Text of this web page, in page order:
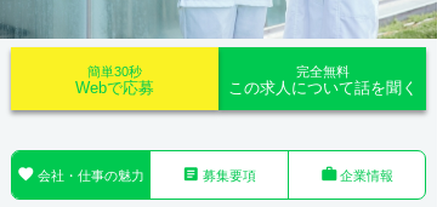
完全無料
この求人について話を聞く
簡単30秒
Webで応募
 会社・仕事の魅力  募集要項 企業情報